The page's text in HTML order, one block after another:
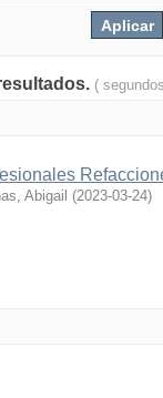
(
Abigail (2023-03-24)